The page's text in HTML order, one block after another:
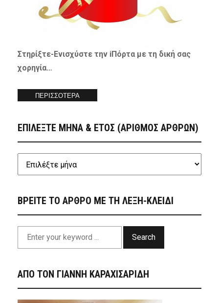
Στηρίξτε-Ενισχύστετην iΠόρτα με τη δική σας
χορηγία…
ΠΕΡΙΣΣΟΤΕΡΑ
ΕΠΙΛΕΞΤΕ ΜΗΝΑ & ΕΤΟΣ (ΑΡΙΘΜΟΣ ΑΡΘΡΩΝ)
ΒΡΕΙΤΕ ΤΟ ΑΡΘΡΟ ΜΕ ΤΗ ΛΕΞΗ-ΚΛΕΙΔΙ
Search
ΑΠΟ ΤΟΝ ΓΙΑΝΝΗ ΚΑΡΑΧΙΣΑΡΙΔΗ